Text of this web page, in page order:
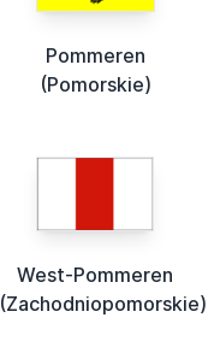
Pommeren
(Pomorskie)
West-Pommeren
(Zachodniopomorskie)